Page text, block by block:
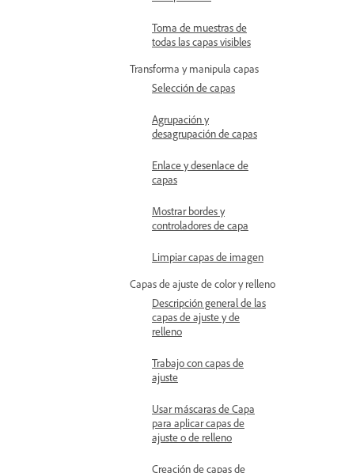
Toma de muestras de
todas las capas visibles
Transforma y manipula capas
Selección de capas
Agrupación y
desagrupación de capas
Enlace y desenlace de
capas
Mostrar bordes y
controladores de capa
Limpiar capas de imagen
Capas de ajuste de color y relleno
Descripción general de las
capas de ajuste y de
relleno
Trabajo con capas de
ajuste
Usar máscaras de Capa
para aplicar capas de
ajuste o de relleno
Creación de capas de